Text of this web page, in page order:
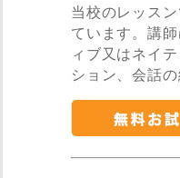
当校のレッス
ています。講
ィブ又はネイ
ション、会話